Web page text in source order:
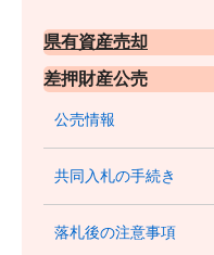
県有資産売却
差押財産公売
公売情報
共同入札の手続き
落札後の注意事項